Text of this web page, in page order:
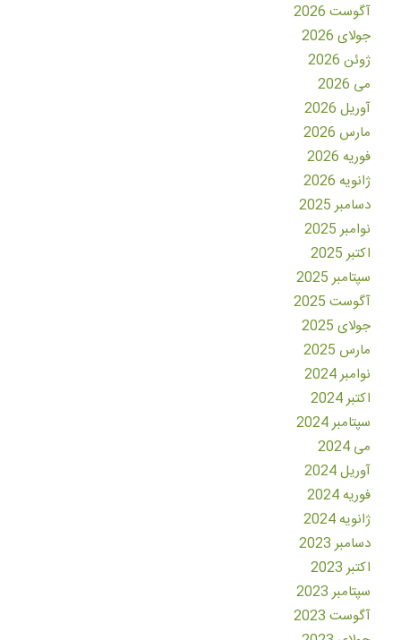
آگوست 2026
جولای 2026
ژوئن 2026
می 2026
آوریل 2026
مارس 2026
فوریه 2026
ژانویه 2026
دسامبر 2025
نوامبر 2025
اکتبر 2025
سپتامبر 2025
آگوست 2025
جولای 2025
مارس 2025
نوامبر 2024
اکتبر 2024
سپتامبر 2024
می 2024
آوریل 2024
فوریه 2024
ژانویه 2024
دسامبر 2023
اکتبر 2023
سپتامبر 2023
آگوست 2023